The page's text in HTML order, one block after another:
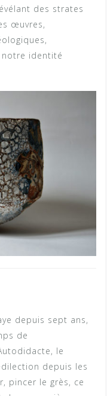
des strates
œuvres,
notre identité
depuis sept ans,
de
le
depuis les
pincer le grès, ce